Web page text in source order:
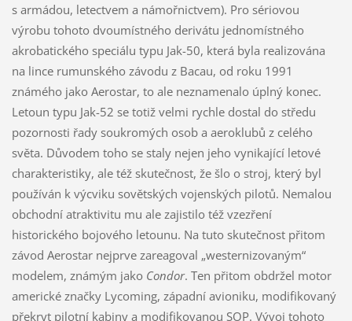
s armádou, letectvem a námořnictvem). Pro sériovou
výrobu tohoto dvoumístného derivátu jednomístného
akrobatického speciálu typu Jak-50, která byla realizována
na lince rumunského závodu z Bacau, od roku 1991
známého jako Aerostar, to ale neznamenalo úplný konec.
Letoun typu Jak-52 se totiž velmi rychle dostal do středu
pozornosti řady soukromých osob a aeroklubů z celého
světa. Důvodem toho se staly nejen jeho vynikající letové
charakteristiky, ale též skutečnost, že šlo o stroj, který byl
používán k výcviku sovětských vojenských pilotů. Nemalou
obchodní atraktivitu mu ale zajistilo též vzezření
historického bojového letounu. Na tuto skutečnost přitom
závod Aerostar nejprve zareagoval „westernizovaným“
modelem, známým jako Condor. Ten přitom obdržel motor
americké značky Lycoming, západní avioniku, modifikovaný
překryt pilotní kabiny a modifikovanou SOP. Vývoj tohoto